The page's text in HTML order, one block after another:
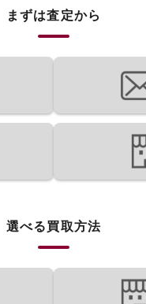
まずは査定から
選べる買取方法